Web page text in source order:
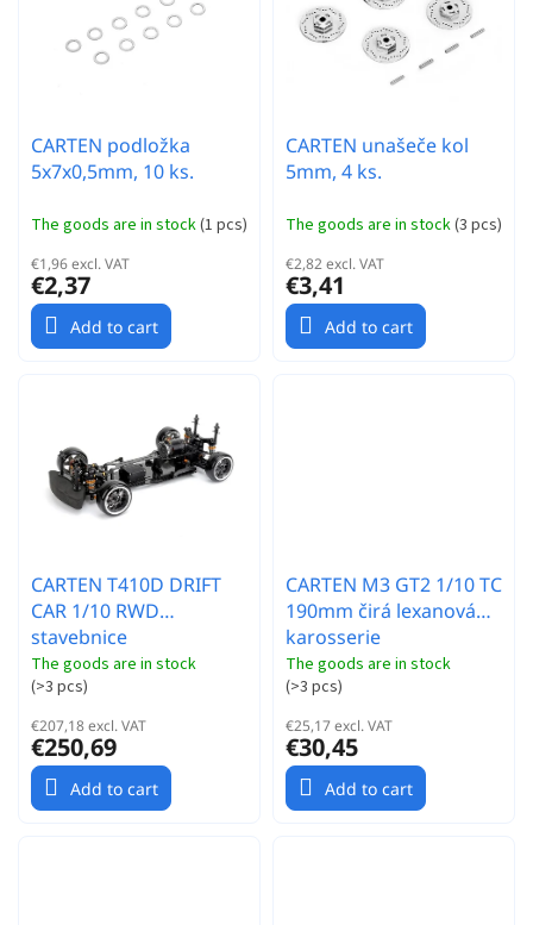
CARTEN podložka
5x7x0,5mm, 10 ks.
The goods are in stock(1 pcs)
€1,96 excl. VAT
€2,37
Add to cart
CARTEN unašeče kol
5mm, 4 ks.
The goods are in stock(3 pcs)
€2,82 excl. VAT
€3,41
Add to cart
CARTEN T410D DRIFT
CAR 1/10 RWD
stavebnice
The goods are in stock
(>3 pcs)
€207,18 excl. VAT
€250,69
Add to cart
CARTEN M3 GT2 1/10 TC
190mm čirá lexanová
karosserie
The goods are in stock
(>3 pcs)
€25,17 excl. VAT
€30,45
Add to cart